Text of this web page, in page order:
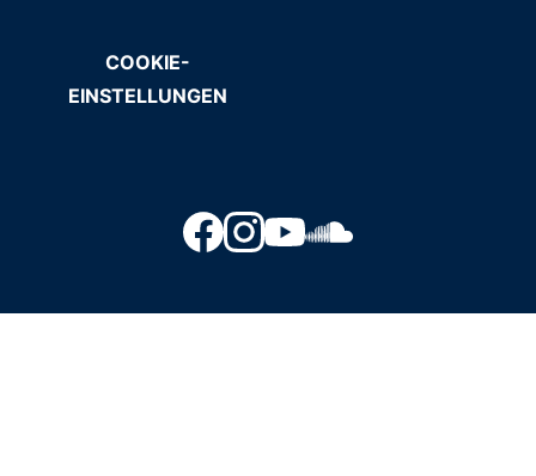
COOKIE-
EINSTELLUNGEN